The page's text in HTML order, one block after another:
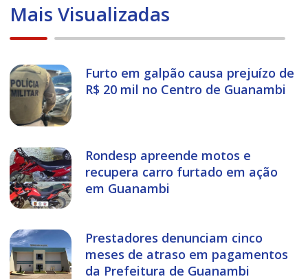
Mais Visualizadas
Furto em galpão causa prejuízo de
R$ 20 mil no Centro de Guanambi
Rondesp apreende motos e
recupera carro furtado em ação
em Guanambi
Prestadores denunciam cinco
meses de atraso em pagamentos
da Prefeitura de Guanambi